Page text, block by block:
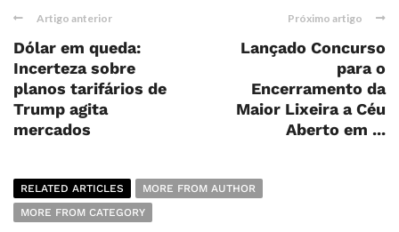
Artigo anterior
Dólar em queda:
Incerteza sobre
planos tarifários de
Trump agita
mercados
Próximo artigo
Lançado Concurso
para o
Encerramento da
Maior Lixeira a Céu
Aberto em ...
RELATED ARTICLES
MORE FROM AUTHOR
MORE FROM CATEGORY